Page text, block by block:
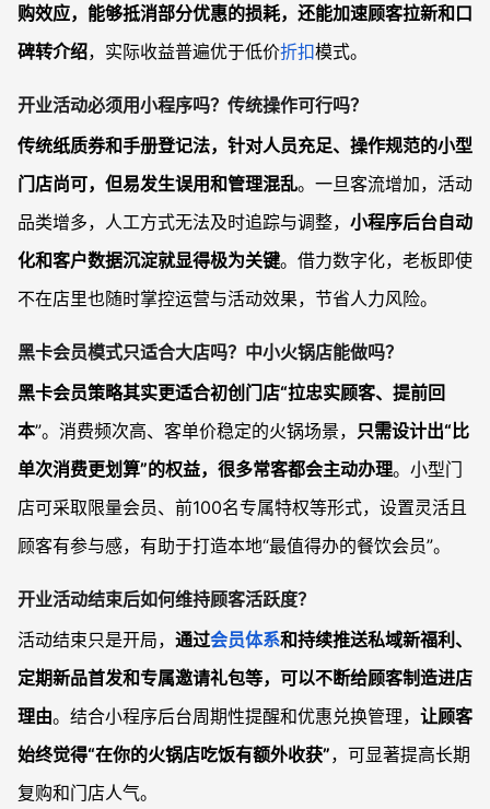
购效应，能够抵消部分优惠的损耗，还能加速顾客拉新和口
碑转介绍，实际收益普遍优于低价折扣模式。
开业活动必须用小程序吗？传统操作可行吗？
传统纸质券和手册登记法，针对人员充足、操作规范的小型
门店尚可，但易发生误用和管理混乱。一旦客流增加，活动
品类增多，人工方式无法及时追踪与调整， 小程序后台自动
化和客户数据沉淀就显得极为关键。借力数字化，老板即使
不在店里也随时掌控运营与活动效果，节省人力风险。
黑卡会员模式只适合大店吗？中小火锅店能做吗？
黑卡会员策略其实更适合初创门店“拉忠实顾客、提前回
本”。消费频次高、客单价稳定的火锅场景， 只需设计出“比
单次消费更划算”的权益，很多常客都会主动办理。小型门
店可采取限量会员、前100名专属特权等形式，设置灵活且
顾客有参与感，有助于打造本地“最值得办的餐饮会员”。
开业活动结束后如何维持顾客活跃度？
活动结束只是开局， 通过会员体系和持续推送私域新福利、
定期新品首发和专属邀请礼包等，可以不断给顾客制造进店
理由。结合小程序后台周期性提醒和优惠兑换管理， 让顾客
始终觉得“在你的火锅店吃饭有额外收获”，可显著提高长期
复购和门店人气。